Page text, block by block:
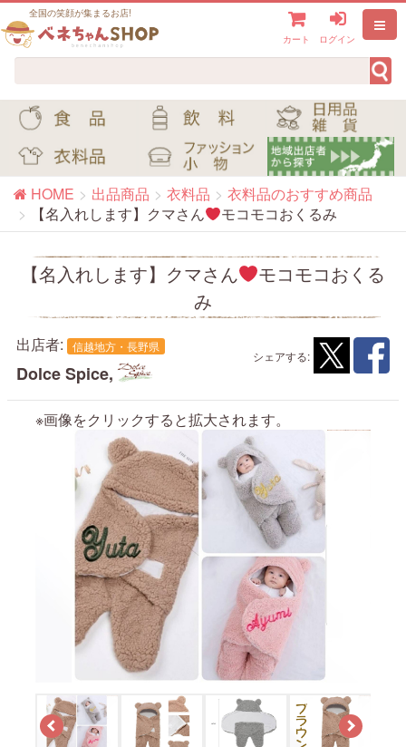
全国の笑顔が集まるお店!
カート ログイン
HOME 出品商品 衣料品
衣料品のおすすめ商品
【名入れします】クマさん
モコモコおくるみ
【名入れします】クマさん
モコモコおくる
み
シェアする:
出店者: 信越地方・長野県
Dolce Spice,
※画像をクリックすると拡大されます。